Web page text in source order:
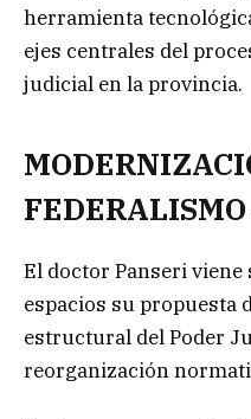
herramienta
ejes centrales del
judicial en la provincia.
El doctor Panseri
espacios su propuesta
estructural del Poder
reorganización